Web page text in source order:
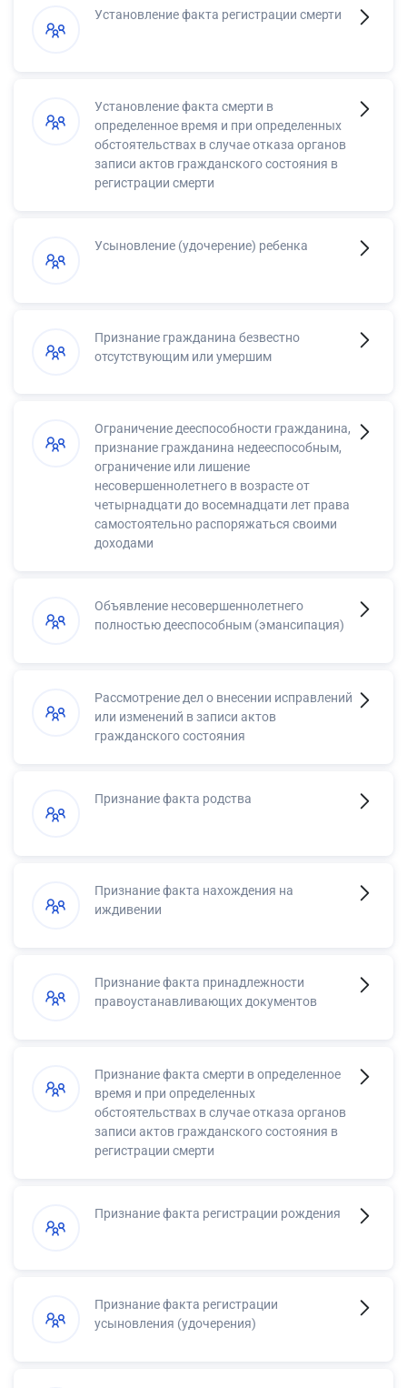
Установление факта регистрации смерти
Установление факта смерти в
определенное время и при определенных
обстоятельствах в случае отказа органов
записи актов гражданского состояния в
регистрации смерти
Усыновление (удочерение) ребенка
Признание гражданина безвестно
отсутствующим или умершим
Ограничение дееспособности гражданина,
признание гражданина недееспособным,
ограничение или лишение
несовершеннолетнего в возрасте от
четырнадцати до восемнадцати лет права
самостоятельно распоряжаться своими
доходами
Объявление несовершеннолетнего
полностью дееспособным (эмансипация)
Рассмотрение дел о внесении исправлений
или изменений в записи актов
гражданского состояния
Признание факта родства
Признание факта нахождения на
иждивении
Признание факта принадлежности
правоустанавливающих документов
Признание факта смерти в определенное
время и при определенных
обстоятельствах в случае отказа органов
записи актов гражданского состояния в
регистрации смерти
Признание факта регистрации рождения
Признание факта регистрации
усыновления (удочерения)